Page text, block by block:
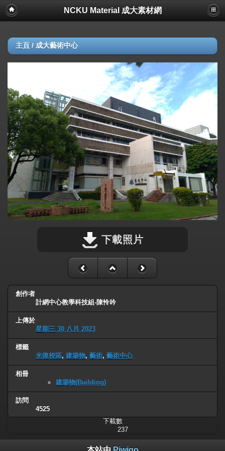
NCKU Material 成大素材網
主頁 / 成大藝術中心
下載照片
創作者
計網中心教學科技組-陳怜吟
上傳於
星期三 30 八月 2023
標籤
光復校區, 建築物, 藝術, 藝術中心
相冊
建築物(Building)
訪問
4525
下載數
237